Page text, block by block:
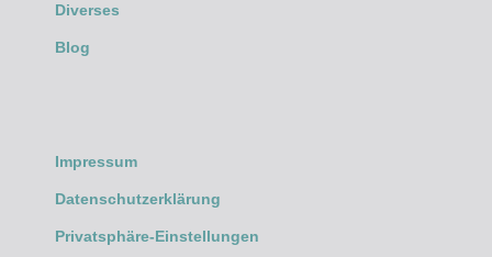
Diverses
Blog
Impressum
Datenschutzerklärung
Privatsphäre-Einstellungen